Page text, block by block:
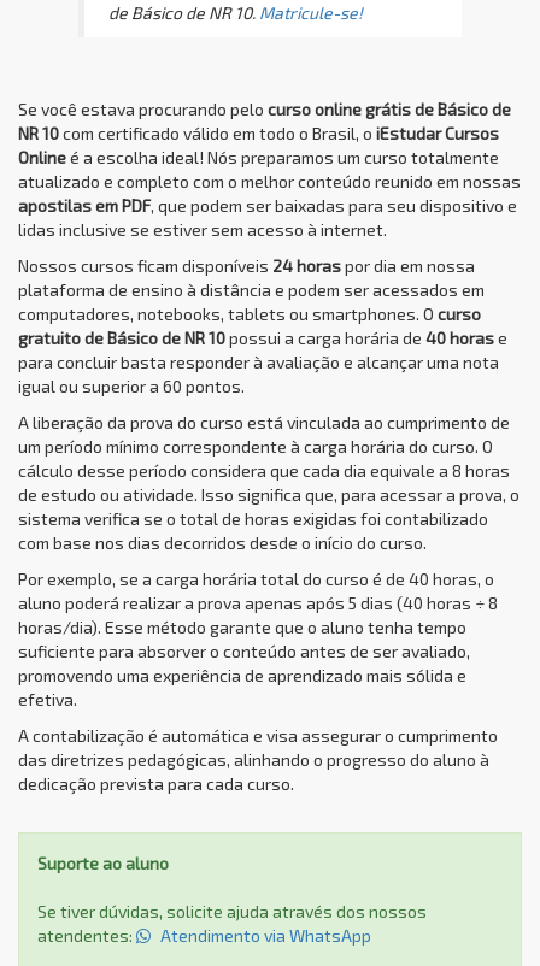
de Básico de NR 10. Matricule-se!
Se você estava procurando pelo curso online grátis de Básico de
NR 10com certificado válido em todo o Brasil, o iEstudar Cursos
Onlineé a escolha ideal! Nós preparamos um curso totalmente
atualizado e completo com o melhor conteúdo reunido em nossas
apostilas em PDF, que podem ser baixadas para seu dispositivo e
lidas inclusive se estiver sem acesso à internet.
Nossos cursos ficam disponíveis 24 horaspor dia em nossa
plataforma de ensino à distância e podem ser acessados em
computadores, notebooks, tablets ou smartphones. O curso
gratuito de Básico de NR 10possui a carga horária de 40 horase
para concluir basta responder à avaliação e alcançar uma nota
igual ou superior a 60 pontos.
A liberação da prova do curso está vinculada ao cumprimento de
um período mínimo correspondente à carga horária do curso. O
cálculo desse período considera que cada dia equivale a 8 horas
de estudo ou atividade. Isso significa que, para acessar a prova, o
sistema verifica se o total de horas exigidas foi contabilizado
com base nos dias decorridos desde o início do curso.
Por exemplo, se a carga horária total do curso é de 40 horas, o
aluno poderá realizar a prova apenas após 5 dias (40 horas ÷ 8
horas/dia). Esse método garante que o aluno tenha tempo
suficiente para absorver o conteúdo antes de ser avaliado,
promovendo uma experiência de aprendizado mais sólida e
efetiva.
A contabilização é automática e visa assegurar o cumprimento
das diretrizes pedagógicas, alinhando o progresso do aluno à
dedicação prevista para cada curso.
Suporte ao aluno
Se tiver dúvidas, solicite ajuda através dos nossos
atendentes:
Atendimento via WhatsApp